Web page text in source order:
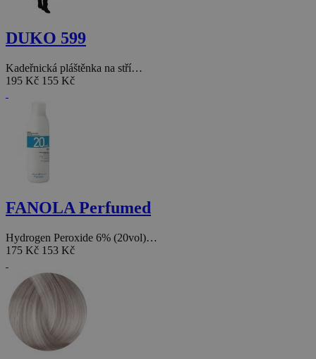
DUKO 599
Kadeřnická pláštěnka na stří…
195 Kč 155 Kč
FANOLA Perfumed
Hydrogen Peroxide 6% (20vol)…
175 Kč 153 Kč